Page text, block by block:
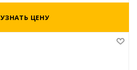
УЗНАТЬ ЦЕНУ